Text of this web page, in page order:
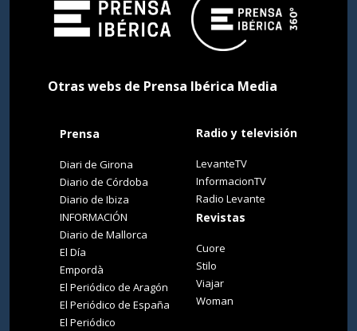
Otras webs de Prensa Ibérica Media
Prensa
Diari de Girona
Diario de Córdoba
Diario de Ibiza
INFORMACIÓN
Diario de Mallorca
El Día
Empordà
El Periódico de Aragón
El Periódico de España
El Periódico
Radio y televisión
LevanteTV
InformacionTV
Radio Levante
Revistas
Cuore
Stilo
Viajar
Woman